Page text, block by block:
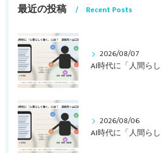
最近の投稿 Recent Posts
2026/08/07
2026/08/06